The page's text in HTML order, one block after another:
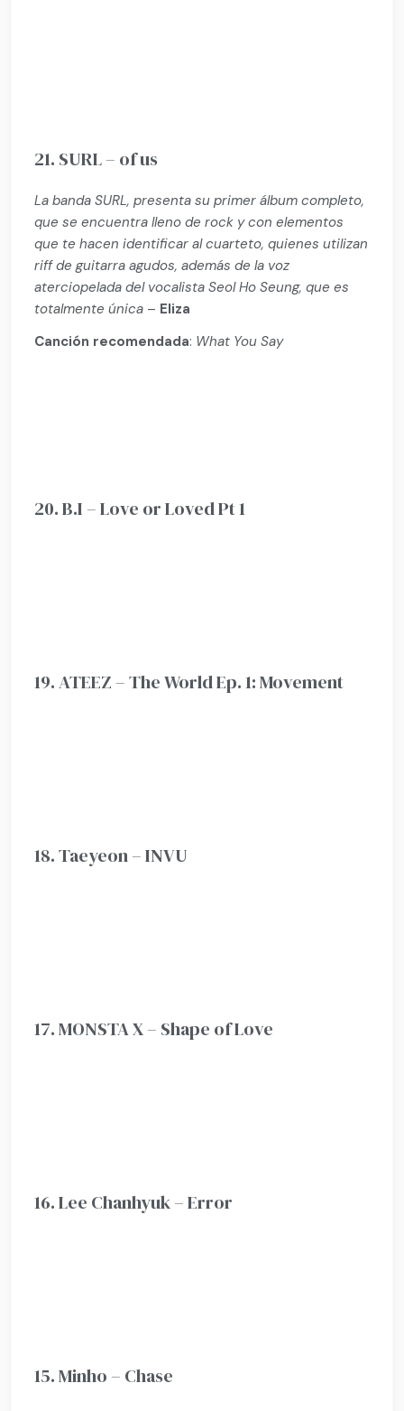
21. SURL – of us
La banda SURL, presenta su primer álbum completo,
que se encuentra lleno de rock y con elementos
que te hacen identificar al cuarteto, quienes utilizan
riff de guitarra agudos, además de la voz
aterciopelada del vocalista Seol Ho Seung, que es
totalmente única – Eliza
Canción recomendada: What You Say
20. B.I – Love or Loved Pt 1
19. ATEEZ – The World Ep. 1: Movement
18. Taeyeon – INVU
17. MONSTA X – Shape of Love
16. Lee Chanhyuk – Error
15. Minho – Chase